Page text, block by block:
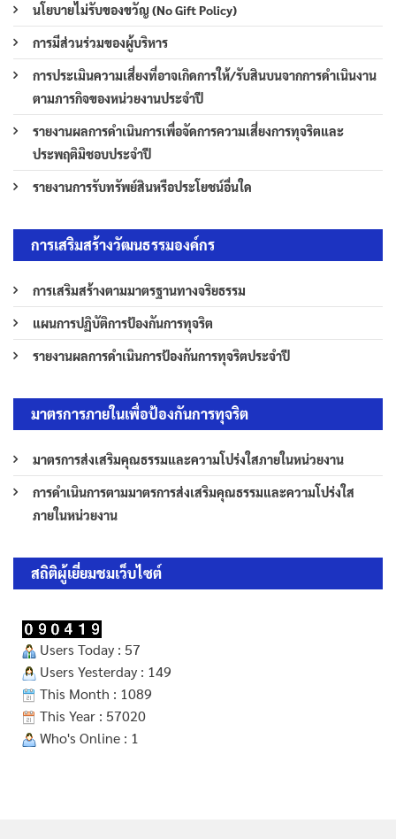
นโยบายไม่รับของขวัญ (No Gift Policy)
การมีส่วนร่วมของผู้บริหาร
การประเมินความเสี่ยงที่อาจเกิดการให้/รับสินบนจากการดำเนินงาน
ตามภารกิจของหน่วยงานประจำปี
รายงานผลการดำเนินการเพื่อจัดการความเสี่ยงการทุจริตและ
ประพฤติมิชอบประจำปี
รายงานการรับทรัพย์สินหรือประโยชน์อื่นใด
การเสริมสร้างวัฒนธรรมองค์กร
การเสริมสร้างตามมาตรฐานทางจริยธรรม
แผนการปฏิบัติการป้องกันการทุจริต
รายงานผลการดำเนินการป้องกันการทุจริตประจำปี
มาตรการภายในเพื่อป้องกันการทุจริต
มาตรการส่งเสริมคุณธรรมและความโปร่งใสภายในหน่วยงาน
การดำเนินการตามมาตรการส่งเสริมคุณธรรมและความโปร่งใส
ภายในหน่วยงาน
สถิติผู้เยี่ยมชมเว็บไซต์
Users Today : 57
Users Yesterday : 149
This Month : 1089
This Year : 57020
Who's Online : 1